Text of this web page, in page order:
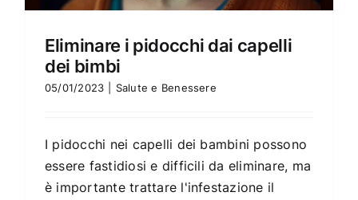
Eliminare i pidocchi dai capelli
dei bimbi
05/01/2023 Salute e Benessere
I pidocchi nei capelli dei bambini possono
essere fastidiosi e difficili da eliminare, ma
è importante trattare l'infestazione il